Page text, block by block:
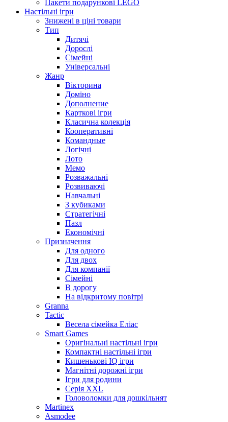
Пакети подарункові LEGO
Настільні ігри
Знижені в ціні товари
Тип
Дитячі
Дорослі
Сімейні
Універсальні
Жанр
Вікторина
Доміно
Дополнение
Карткові ігри
Класична колекція
Кооперативні
Командные
Логічні
Лото
Мемо
Розважальні
Розвиваючі
Навчальні
З кубиками
Стратегічні
Пазл
Економічні
Призначення
Для одного
Для двох
Для компанії
Сімейні
В дорогу
На відкритому повітрі
Granna
Tactic
Весела сімейка Еліас
Smart Games
Оригінальні настільні ігри
Компактні настільні ігри
Кишенькові IQ ігри
Магнітні дорожні ігри
Ігри для родини
Серія XXL
Головоломки для дошкільнят
Martinex
Asmodee